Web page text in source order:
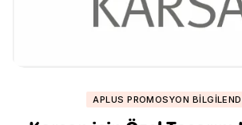
APLUS PROMOSYON